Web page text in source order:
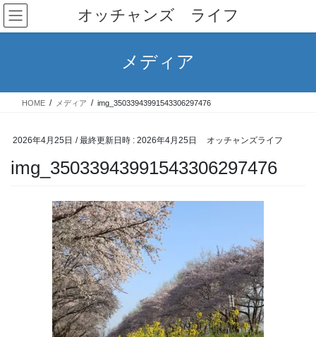
コ
ン
テ
ス
ナ
ビ
ゲ
ン
オッチャンズ ライフ
メディア
HOME メディア img_35033943991543306297476
2026年4月25日 / 最終更新日時 : 2026年4月25日 オッチャンズライフ
img_35033943991543306297476